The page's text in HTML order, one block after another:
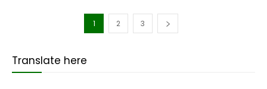
1 2 3
Translate here